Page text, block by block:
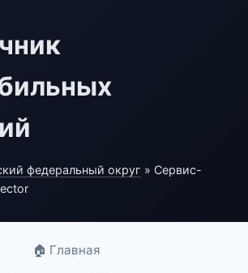
федеральный округ » Сервис-
🏠 Главная